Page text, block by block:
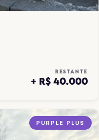
RESTANTE
+ R$ 40.000
PURPLE PLUS